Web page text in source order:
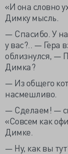
«И она словно
Димку мысль.
— Спасибо. У
у вас?.. — Гера
облизнулся, —
Димка?
— Из общего
насмешливо.
— Сделаем! —
«Совсем как
Димке.
— Ну, как вы